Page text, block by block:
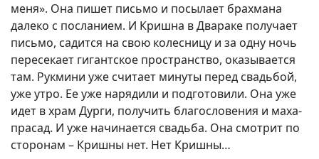
меня». Она пишет письмо и посылает брахмана
далеко с посланием. И Кришна в Двараке получает
письмо, садится на свою колесницу и за одну ночь
пересекает гигантское пространство, оказывается
там. Рукмини уже считает минуты перед свадьбой,
уже утро. Ее уже нарядили и подготовили. Она уже
идет в храм Дурги, получить благословения и маха-
прасад. И уже начинается свадьба. Она смотрит по
сторонам – Кришны нет. Нет Кришны…